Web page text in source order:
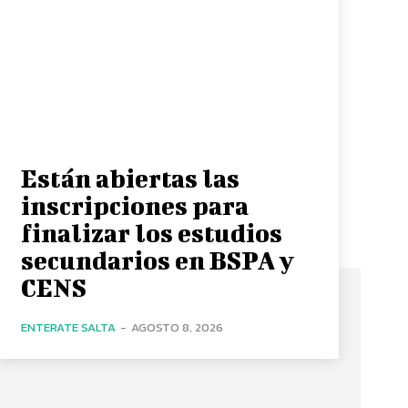
Están abiertas las
inscripciones para
finalizar los estudios
secundarios en BSPA y
CENS
ENTERATE SALTA - AGOSTO 8, 2026